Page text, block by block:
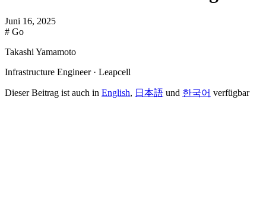
Juni 16, 2025
# Go
Takashi Yamamoto
Infrastructure Engineer · Leapcell
Dieser Beitrag ist auch in English, 日本語 und 한국어 verfügbar